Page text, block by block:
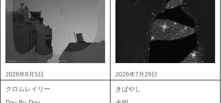
2026年8月5日
クロムレイリー
2026年7月29日
きばやし